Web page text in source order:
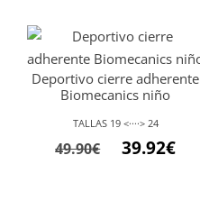
Deportivo cierre adherente
Biomecanics niño
TALLAS 19 <····> 24
49.90€
El39.92€El